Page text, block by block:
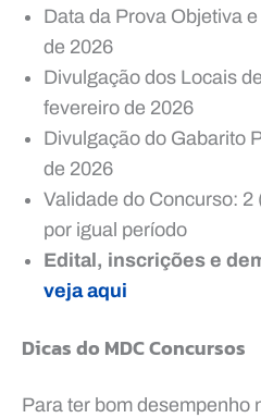
Data da Prova Objetiva
de 2026
Divulgação dos Locais
fevereiro de 2026
Divulgação do Gabarito
de 2026
Validade do Concurso:
por igual período
Edital, inscrições e
veja aqui
Dicas do MDC Concursos
Para ter bom desempenho